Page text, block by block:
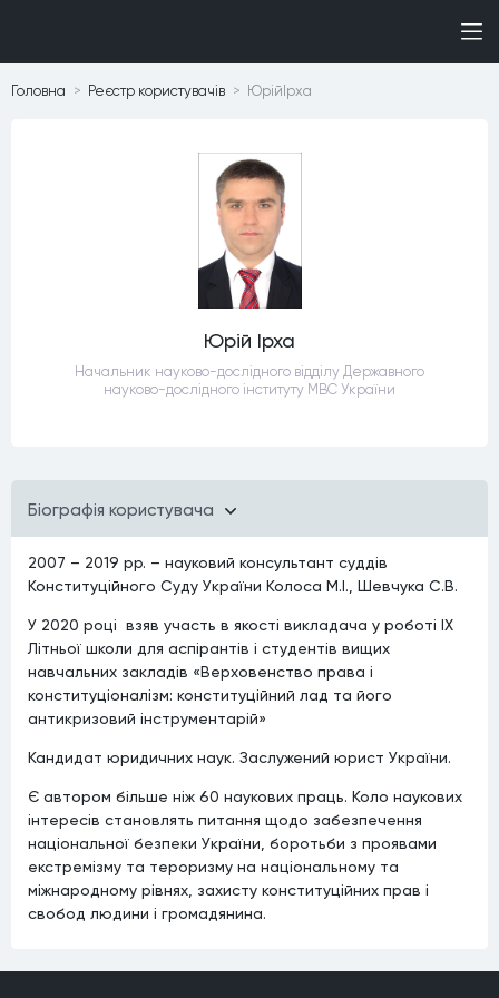
Головна Реєстр користувачiв ЮрійІрха
Юрій Ірха
Начальник науково-дослідного відділу Державного
науково-дослідного інституту МВС України
Бiографiя користувача
2007 – 2019 рр. – науковий консультант суддів
Конституційного Суду України Колоса М.І., Шевчука С.В.
У 2020 році взяв участь в якості викладача у роботі IX
Літньої школи для аспірантів і студентів вищих
навчальних закладів «Верховенство права і
конституціоналізм: конституційний лад та його
антикризовий інструментарій»
Кандидат юридичних наук. Заслужений юрист України.
Є автором більше ніж 60 наукових праць. Коло наукових
інтересів становлять питання щодо забезпечення
національної безпеки України, боротьби з проявами
екстремізму та тероризму на національному та
міжнародному рівнях, захисту конституційних прав і
свобод людини і громадянина.